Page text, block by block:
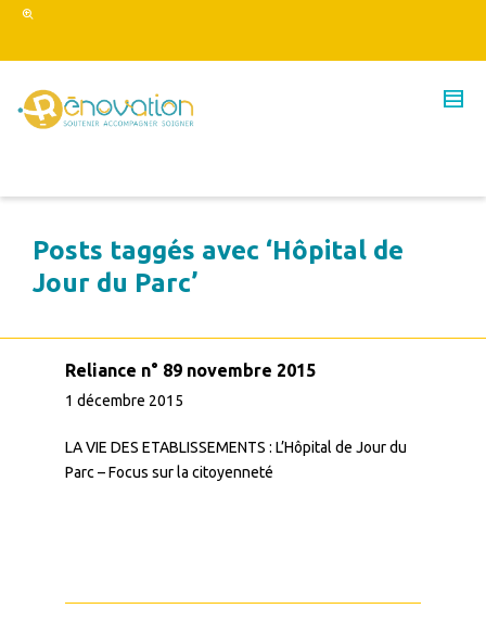
Posts taggés avec ‘Hôpital de
Jour du Parc’
Reliance n° 89 novembre 2015
1 décembre 2015
LA VIE DES ETABLISSEMENTS : L’Hôpital de Jour du
Parc – Focus sur la citoyenneté